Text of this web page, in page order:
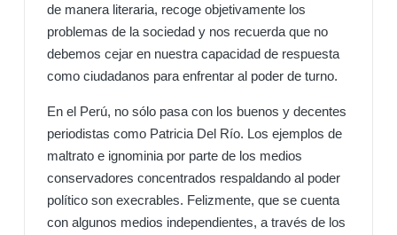
de manera literaria, recoge objetivamente los
problemas de la sociedad y nos recuerda que no
debemos cejar en nuestra capacidad de respuesta
como ciudadanos para enfrentar al poder de turno.
En el Perú, no sólo pasa con los buenos y decentes
periodistas como Patricia Del Río. Los ejemplos de
maltrato e ignominia por parte de los medios
conservadores concentrados respaldando al poder
político son execrables. Felizmente, que se cuenta
con algunos medios independientes, a través de los